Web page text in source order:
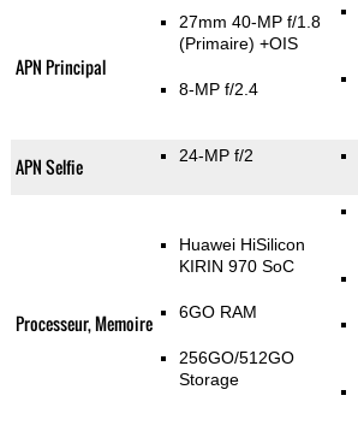
APN Principal
27mm 40-MP f/1.8
(Primaire) +OIS
8-MP f/2.4
APN Selfie 24-MP f/2
Processeur, Memoire
Huawei HiSilicon
KIRIN 970 SoC
6GO RAM
256GO/512GO
Storage